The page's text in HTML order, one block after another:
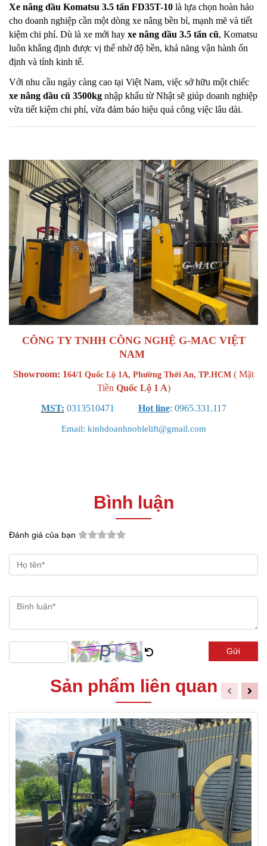
Xe nâng dầu Komatsu 3.5 tấn FD35T-10 là lựa chọn hoàn hảo
cho doanh nghiệp cần một dòng xe nâng bền bỉ, mạnh mẽ và tiết
kiệm chi phí. Dù là xe mới hay xe nâng dầu 3.5 tấn cũ, Komatsu
luôn khẳng định được vị thế nhờ độ bền, khả năng vận hành ổn
định và tính kinh tế.
Với nhu cầu ngày càng cao tại Việt Nam, việc sở hữu một chiếc
xe nâng dầu cũ 3500kg nhập khẩu từ Nhật sẽ giúp doanh nghiệp
vừa tiết kiệm chi phí, vừa đảm bảo hiệu quả công việc lâu dài.
CÔNG TY TNHH CÔNG NGHỆ G-MAC VIỆT
NAM
Showroom: 164/1 Quốc Lộ 1A, Phường Thới An, TP.HCM ( Mặt
Tiền Quốc Lộ 1 A)
MST: 0313510471 Hot line: 0965.331.117
Email: kinhdoanhnoblelift@gmail.com
Bình luận
Đánh giá của bạn
Gửi
Sản phẩm liên quan